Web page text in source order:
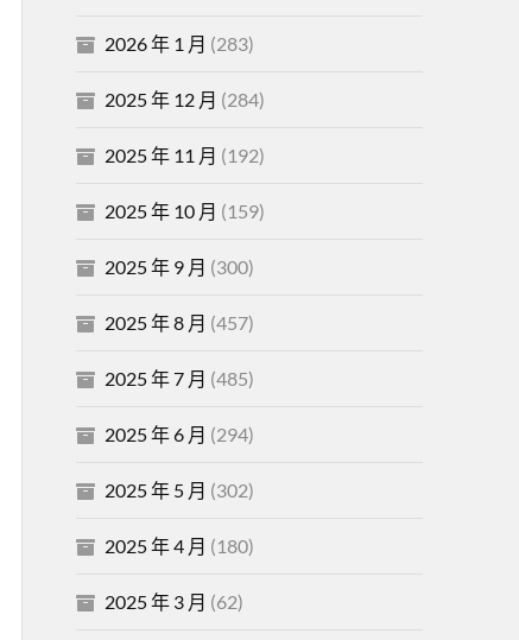
2026 年 1 月 (283)
2025 年 12 月 (284)
2025 年 11 月 (192)
2025 年 10 月 (159)
2025 年 9 月 (300)
2025 年 8 月 (457)
2025 年 7 月 (485)
2025 年 6 月 (294)
2025 年 5 月 (302)
2025 年 4 月 (180)
2025 年 3 月 (62)